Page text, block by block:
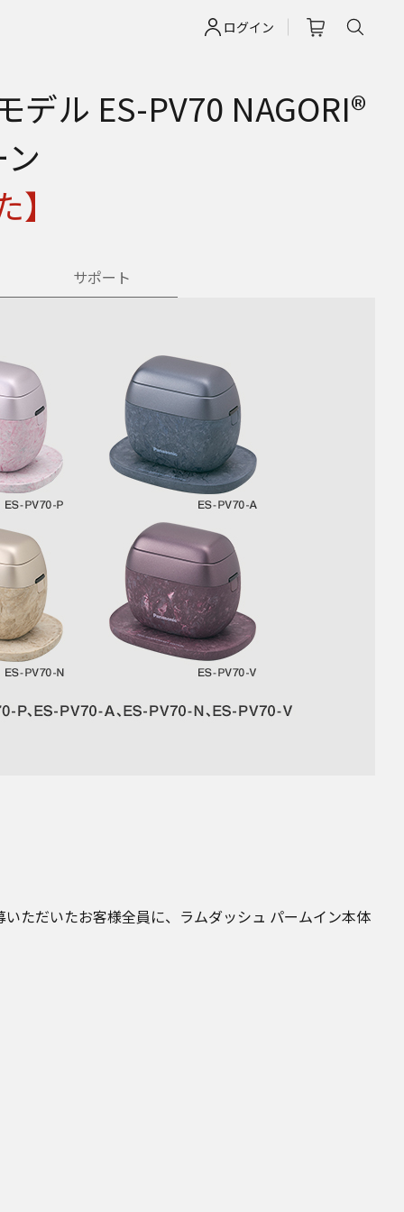
ログイン
ル ES-PV70 NAGORI®
サポート
ただいたお客様全員に、ラムダッシュ パームイン本体